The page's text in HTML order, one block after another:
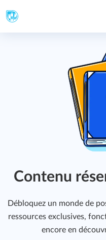
Contenu
Débloquez un monde de
ressources exclusives,
encore en